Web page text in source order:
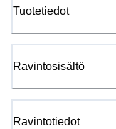
Tuotetiedot
Ravintosisältö
Ravintotiedot